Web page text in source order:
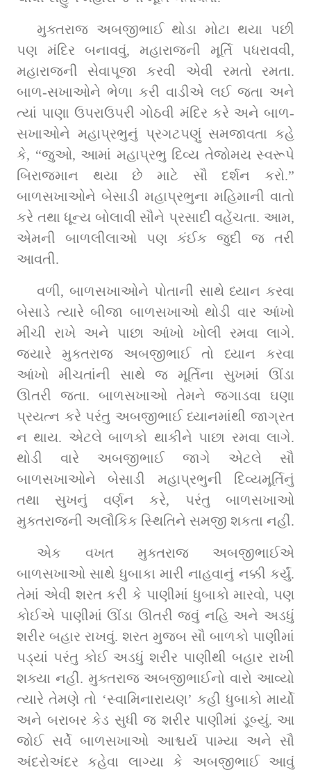
મુક્તરાજ અબજીભાઈ થોડા મોટા થયા પછી
પણ મંદિર બનાવવું, મહારાજની મૂર્તિ પધરાવવી,
મહારાજની સેવાપૂજા કરવી એવી રમતો રમતા.
બાળ-સખાઓને ભેળા કરી વાડીએ લઈ જતા અને
ત્યાં પાણા ઉપરાઉપરી ગોઠવી મંદિર કરે અને બાળ-
સખાઓને મહાપ્રભુનું પ્રગટપણું સમજાવતા કહે
કે, “જુઓ, આમાં મહાપ્રભુ દિવ્ય તેજોમય સ્વરૂપે
બિરાજમાન થયા છે માટે સૌ દર્શન કરો.”
બાળસખાઓને બેસાડી મહાપ્રભુના મહિમાની વાતો
કરે તથા ધૂન્ય બોલાવી સૌને પ્રસાદી વહેંચતા. આમ,
એમની બાળલીલાઓ પણ કંઈક જુદી જ તરી
આવતી.
વળી, બાળસખાઓને પોતાની સાથે ધ્યાન કરવા
બેસાડે ત્યારે બીજા બાળસખાઓ થોડી વાર આંખો
મીંચી રાખે અને પાછા આંખો ખોલી રમવા લાગે.
જ્યારે મુક્તરાજ અબજીભાઈ તો ધ્યાન કરવા
આંખો મીચતાંની સાથે જ મૂર્તિના સુખમાં ઊંડા
ઊતરી જતા. બાળસખાઓ તેમને જગાડવા ઘણા
પ્રયત્ન કરે પરંતુ અબજીભાઈ ધ્યાનમાંથી જાગ્રત
ન થાય. એટલે બાળકો થાકીને પાછા રમવા લાગે.
થોડી વારે અબજીભાઈ જાગે એટલે સૌ
બાળસખાઓને બેસાડી મહાપ્રભુની દિવ્યમૂર્તિનું
તથા સુખનું વર્ણન કરે, પરંતુ બાળસખાઓ
મુક્તરાજની અલૌકિક સ્થિતિને સમજી શકતા નહીં.
એક વખત મુક્તરાજ અબજીભાઈએ
બાળસખાઓ સાથે ધુબાકા મારી નાહવાનું નક્કી કર્યું.
તેમાં એવી શરત કરી કે પાણીમાં ધુબાકો મારવો, પણ
કોઈએ પાણીમાં ઊંડા ઊતરી જવું નહિ અને અડધું
શરીર બહાર રાખવું. શરત મુજબ સૌ બાળકો પાણીમાં
પડ્યાં પરંતુ કોઈ અડધું શરીર પાણીથી બહાર રાખી
શક્યા નહીં. મુક્તરાજ અબજીભાઈનો વારો આવ્યો
ત્યારે તેમણે તો ‘સ્વામિનારાયણ’ કહી ધુબાકો માર્યો
અને બરાબર કેડ સુધી જ શરીર પાણીમાં ડૂબ્યું. આ
જોઈ સર્વે બાળસખાઓ આશ્ચર્ય પામ્યા અને સૌ
અંદરોઅંદર કહેવા લાગ્યા કે અબજીભાઈ આવું